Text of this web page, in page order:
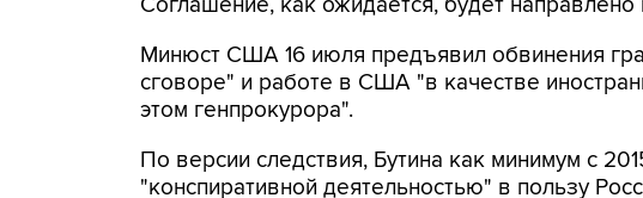
Минюст США 16 июля предъявил обвинения
сговоре" и работе в США "в качестве
этом генпрокурора".
По версии следствия, Бутина как минимум с
"конспиративной деятельностью" в пользу